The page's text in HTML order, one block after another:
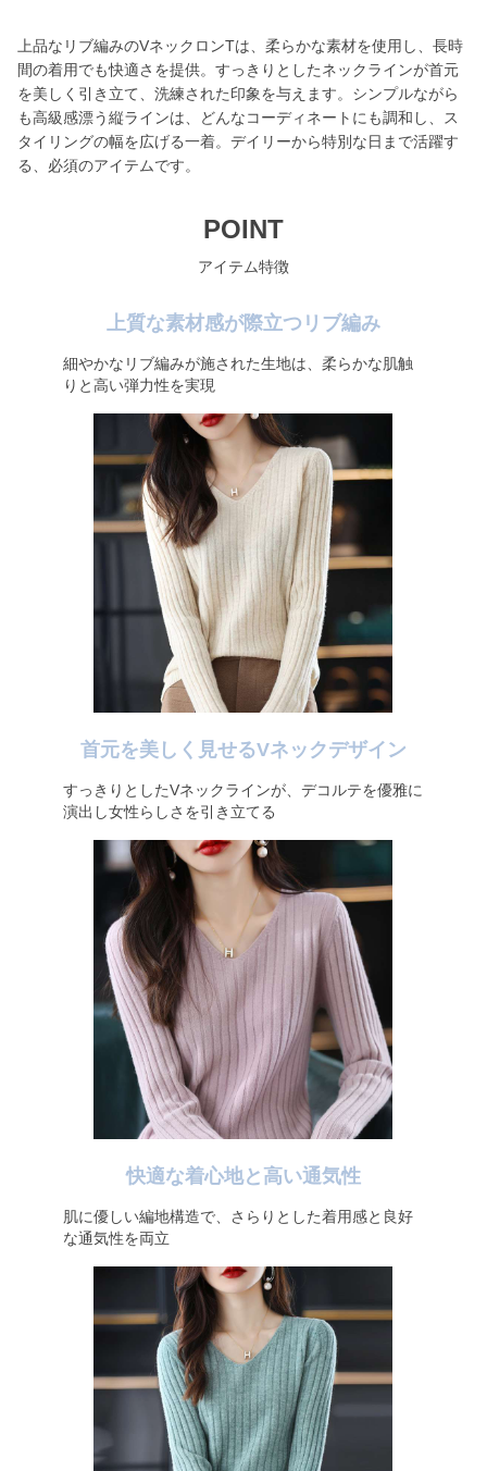
上品なリブ編みのVネックロンTは、柔らかな素材を使用し、長時
間の着用でも快適さを提供。すっきりとしたネックラインが首元
を美しく引き立て、洗練された印象を与えます。シンプルながら
も高級感漂う縦ラインは、どんなコーディネートにも調和し、ス
タイリングの幅を広げる一着。デイリーから特別な日まで活躍す
る、必須のアイテムです。
POINT
アイテム特徴
上質な素材感が際立つリブ編み
細やかなリブ編みが施された生地は、柔らかな肌触
りと高い弾力性を実現
首元を美しく見せるVネックデザイン
すっきりとしたVネックラインが、デコルテを優雅に
演出し女性らしさを引き立てる
快適な着心地と高い通気性
肌に優しい編地構造で、さらりとした着用感と良好
な通気性を両立